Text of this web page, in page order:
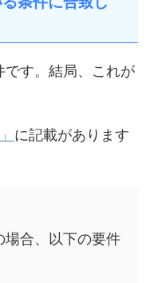
す。結局、これが
に記載があります
合、以下の要件